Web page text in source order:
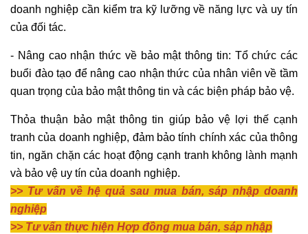
doanh nghiệp cần kiểm tra kỹ lưỡng về năng lực và uy tín
của đối tác.
- Nâng cao nhận thức về bảo mật thông tin: Tổ chức các
buổi đào tạo để nâng cao nhận thức của nhân viên về tầm
quan trọng của bảo mật thông tin và các biện pháp bảo vệ.
Thỏa thuận bảo mật thông tin giúp bảo vệ lợi thế cạnh
tranh của doanh nghiệp, đảm bảo tính chính xác của thông
tin, ngăn chặn các hoạt động cạnh tranh không lành mạnh
và bảo vệ uy tín của doanh nghiệp.
>> Tư vấn về hệ quả sau mua bán, sáp nhập doanh
nghiệp
>> Tư vấn thực hiện Hợp đồng mua bán, sáp nhập